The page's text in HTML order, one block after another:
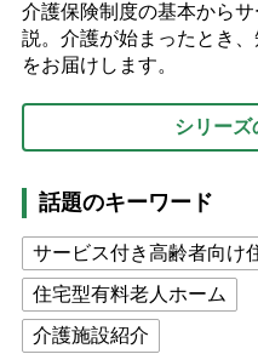
介護保険制度の基本から
説。介護が始まったとき
をお届けします。
シリーズ
話題のキーワード
サービス付き高齢者向け
住宅型有料老人ホーム
介護施設紹介